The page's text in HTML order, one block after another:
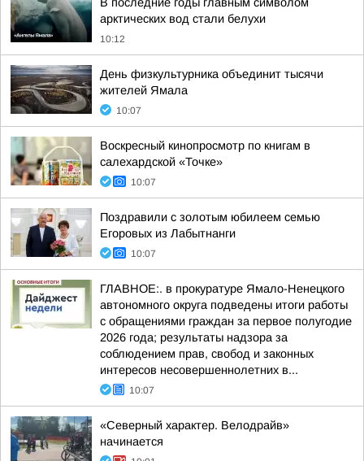
арктических вод стали белухи
10:12
День физкультурника объединит тысячи
жителей Ямала
10:07
Воскресный кинопросмотр по книгам в
салехардской «Точке»
10:07
Поздравили с золотым юбилеем семью
Егоровых из Лабытнанги
10:07
ГЛАВНОЕ:. в прокуратуре Ямало-Ненецкого
автономного округа подведены итоги работы
с обращениями граждан за первое полугодие
2026 года; результаты надзора за
соблюдением прав, свобод и законных
интересов несовершеннолетних в...
10:07
«Северный характер. Велодрайв»
начинается